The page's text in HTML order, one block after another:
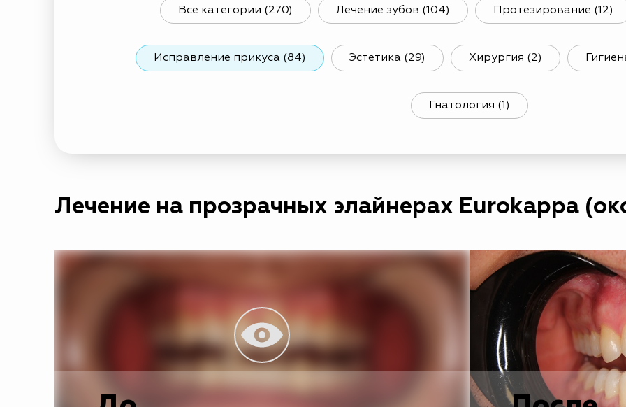
Все категории (270) Лечение зубов (104) Протезирование (12)
Исправление прикуса (84) Эстетика (29) Хирургия (2)
Гнатология (1)
Лечение на прозрачных элайнерах Eurokappa